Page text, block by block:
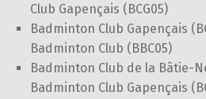
Club Gapençais (BCG05)
Badminton Club Gapençais
Badminton Club (BBC05)
Badminton Club de la Bâtie-
Badminton Club Gapençais